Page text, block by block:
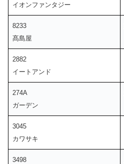
イオンファンタジー
8233
髙島屋
2882
イートアンド
274A
ガーデン
3045
カワサキ
3498